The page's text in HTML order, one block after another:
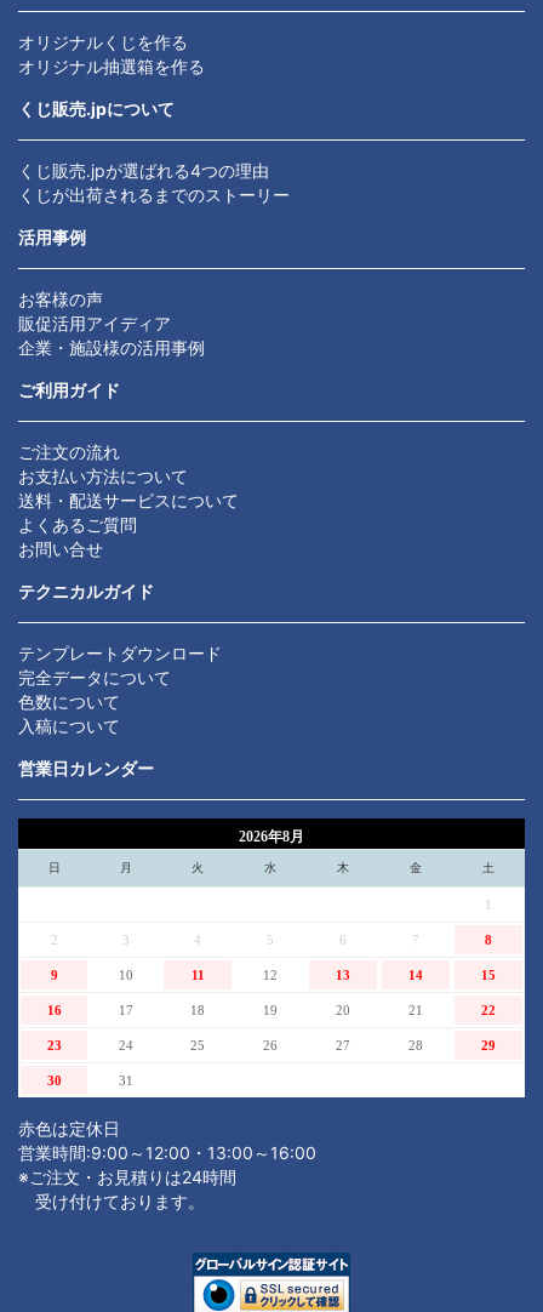
オリジナルくじを作る
オリジナル抽選箱を作る
くじ販売.jpについて
くじ販売.jpが選ばれる4つの理由
くじが出荷されるまでのストーリー
活用事例
お客様の声
販促活用アイディア
企業・施設様の活用事例
ご利用ガイド
ご注文の流れ
お支払い方法について
送料・配送サービスについて
よくあるご質問
お問い合せ
テクニカルガイド
テンプレートダウンロード
完全データについて
色数について
入稿について
営業日カレンダー
2026年8月
日 月 火 水 木 金 土
1
2 3 4 5 6 7 8
9 10 11 12 13 14 15
16 17 18 19 20 21 22
23 24 25 26 27 28 29
30 31
赤色は定休日
営業時間:9:00～12:00・13:00～16:00
※ご注文・お見積りは24時間
受け付けております。